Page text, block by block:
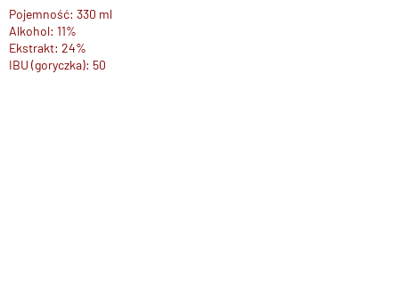
Pojemność: 330 ml
Alkohol: 11%
Ekstrakt: 24%
IBU (goryczka): 50